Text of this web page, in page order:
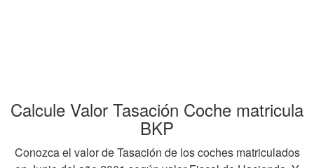
Calcule Valor Tasación Coche matricula
BKP
Conozca el valor de Tasación de los coches matriculados